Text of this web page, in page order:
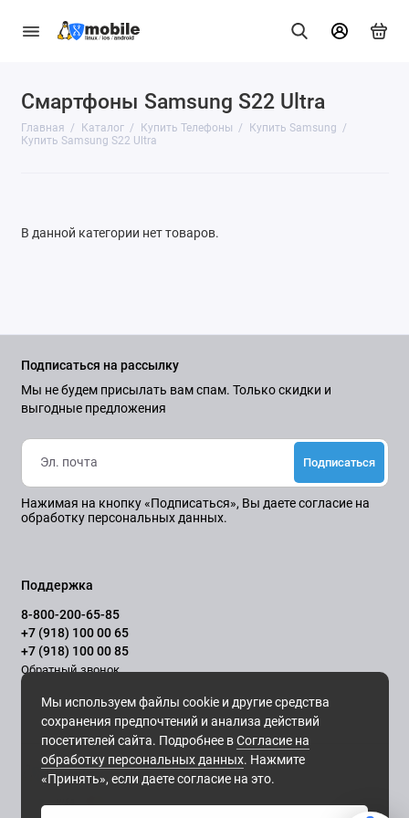
Смартфоны Samsung S22 Ultra
Главная Каталог Купить Телефоны
Купить Samsung
Купить Samsung S22 Ultra
GNU/Linux
Телефоны
В данной категории нет товаров.
Мы используем файлы cookie и другие средства
сохранения предпочтений и анализа действий
посетителей сайта. Подробнее вСогласие на
обработку персональных данных. Нажмите
«Принять», если даете согласие на это.
Подписаться на рассылку
Мы не будем присылать вам спам. Только скидки и
выгодные предложения
Подписаться
Нажимая на кнопку «Подписаться», Вы даетесогласие на
обработку персональных данных.
Поддержка
8-800-200-65-85
+7 (918) 100 00 65
+7 (918) 100 00 85
Обратный звонок
Ежедневно, с 10.00 до 21.00